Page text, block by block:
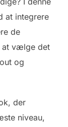
at integrere
de
at vælge det
og
der
niveau,